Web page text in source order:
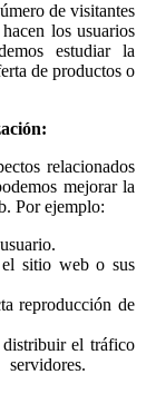
de visitantes
los usuarios
estudiar la
de productos o
relacionados
mejorar la
Por ejemplo:
sitio web o sus
reproducción de
el tráfico
servidores.